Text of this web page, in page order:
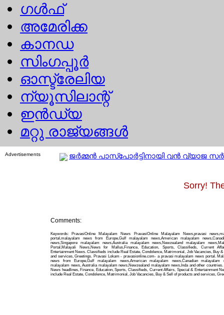
ഗള്‍ഫ്
അമേരിക്ക
കാനഡ
സിംഗപ്പൂര്‍
ഓസ്ട്രേലിയ
ന്യൂസിലാന്റ്
ഇന്‍ഡ്യ
മറ്റു രാജ്യങ്ങള്‍
Advertisements ജര്‍മ്മന്‍ പാസ്പോര്‍ട്ടിനായി വന്‍ വ്യാജ
Sorry!
Comments:
Keywords: PravasiOnline Malayalam News PravasiOnline Malayalam News,pravasi
portal,malayalam news from Europe,Gulf malayalam news,American malayalam
news,Singapore malayalam news,Australia malayalam news,Newzealand malayalam
Portal,Malayali News,News for Mallus,Finance, Education, Sports, Classifieds, Current
Entertainment News. Classifieds include Real Estate, Condolence, Matrimonial, Job Vacancies, Buy
and services, Greetings. Pravasi Lokam - pravasionline.com- a pravasi malayalam news portal.
news from Europe,Gulf malayalam news,American malayalam news,Canadian malayalam
malayalam news, Australia malayalam news,Newzealand malayalam news,Inda and other
News headlines, Finance, Education, Sports, Classifieds, Current Affairs, Special & Entertainment
include Real Estate, Condolence, Matrimonial, Job Vacancies, Buy & Sell of products and services,